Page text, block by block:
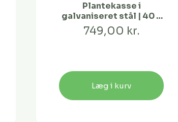
Plantekasse i
galvaniseret stål | 40 x
40 x 25
749,00 kr.
Læg i kurv